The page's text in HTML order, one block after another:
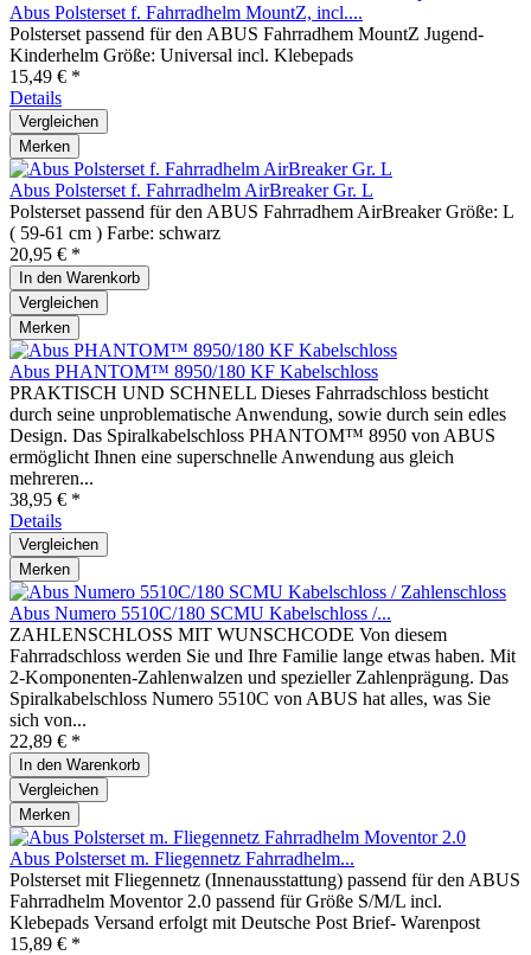
Abus Polsterset f. Fahrradhelm MountZ, incl....
Polsterset passend für den ABUS Fahrradhem MountZ Jugend-
Kinderhelm Größe: Universal incl. Klebepads
15,49 € *
Details
Vergleichen
Merken
Abus Polsterset f. Fahrradhelm AirBreaker Gr. L
Polsterset passend für den ABUS Fahrradhem AirBreaker Größe: L
( 59-61 cm ) Farbe: schwarz
20,95 € *
In den Warenkorb
Vergleichen
Merken
Abus PHANTOM™ 8950/180 KF Kabelschloss
PRAKTISCH UND SCHNELL Dieses Fahrradschloss besticht
durch seine unproblematische Anwendung, sowie durch sein edles
Design. Das Spiralkabelschloss PHANTOM™ 8950 von ABUS
ermöglicht Ihnen eine superschnelle Anwendung aus gleich
mehreren...
38,95 € *
Details
Vergleichen
Merken
Abus Numero 5510C/180 SCMU Kabelschloss /...
ZAHLENSCHLOSS MIT WUNSCHCODE Von diesem
Fahrradschloss werden Sie und Ihre Familie lange etwas haben. Mit
2-Komponenten-Zahlenwalzen und spezieller Zahlenprägung. Das
Spiralkabelschloss Numero 5510C von ABUS hat alles, was Sie
sich von...
22,89 € *
In den Warenkorb
Vergleichen
Merken
Abus Polsterset m. Fliegennetz Fahrradhelm...
Polsterset mit Fliegennetz (Innenausstattung) passend für den ABUS
Fahrradhelm Moventor 2.0 passend für Größe S/M/L incl.
Klebepads Versand erfolgt mit Deutsche Post Brief- Warenpost
15,89 € *